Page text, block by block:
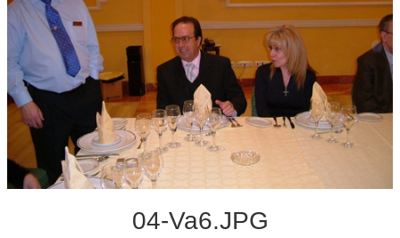
Sistemas Digitales
Noticias de interés
Contacto
04-Va6.JPG